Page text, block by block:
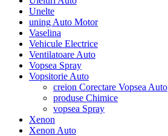
Unelte
uning Auto Motor
Vaselina
Vehicule Electrice
Ventilatoare Auto
Vopsea Spray
Vopsitorie Auto
creion Corectare Vopsea Auto
produse Chimice
vopsea Spray
Xenon
Xenon Auto